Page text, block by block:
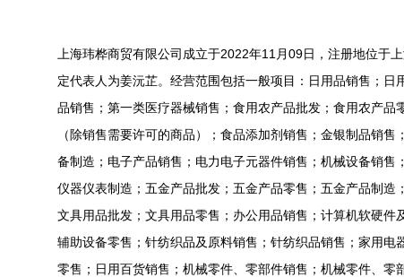
上海玮桦商贸有限公司成立于2022年11月09日，注册地位于
定代表人为姜沅芷。经营范围包括一般项目：日用品销售；日
品销售；第一类医疗器械销售；食用农产品批发；食用农产品
（除销售需要许可的商品）；食品添加剂销售；金银制品销
备制造；电子产品销售；电力电子元器件销售；机械设备销售
仪器仪表制造；五金产品批发；五金产品零售；五金产品制造
文具用品批发；文具用品零售；办公用品销售；计算机软硬件
辅助设备零售；针纺织品及原料销售；针纺织品销售；家用电
零售；日用百货销售；机械零件、零部件销售；机械零件、零